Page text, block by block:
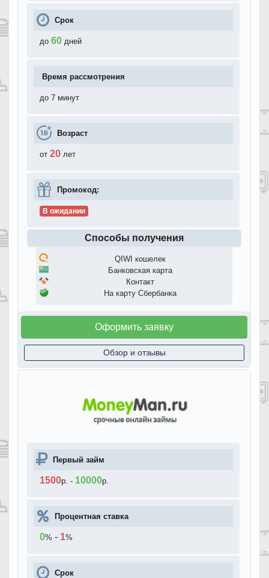
Срок
до 60 дней
Время рассмотрения
до 7 минут
Возраст
от 20 лет
Промокод:
В ожидании
Способы получения
QIWI кошелек
Банковская карта
Контакт
На карту Сбербанка
Оформить заявку
Обзор и отзывы
Первый займ
1500р. - 10000р.
Процентная ставка
0% - 1%
Срок